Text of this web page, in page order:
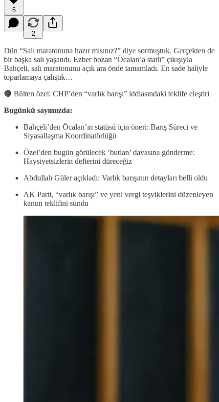
5
2
Dün “Salı maratonuna hazır mısınız?” diye sormuştuk. Gerçekten de
bir başka salı yaşandı. Ezber bozan “Öcalan’a statü” çıkışıyla
Bahçeli, salı maratonunu açık ara önde tamamladı. En sade haliyle
toparlamaya çalıştık…
🔴 Bülten özel: CHP’den “varlık barışı” iddiasındaki teklife eleştiri
Bugünkü sayımızda:
Bahçeli’den Öcalan’ın statüsü için öneri: Barış Süreci ve
Siyasallaşma Koordinatörlüğü
Özel’den bugün görülecek ‘butlan’ davasına gönderme:
Haysiyetsizlerin defterini düreceğiz
Abdullah Güler açıkladı: Varlık barışının detayları belli oldu
AK Parti, “varlık barışı” ve yeni vergi teşviklerini düzenleyen
kanun teklifini sundu